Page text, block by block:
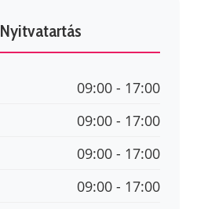
Nyitvatartás
09:00 - 17:00
09:00 - 17:00
09:00 - 17:00
09:00 - 17:00